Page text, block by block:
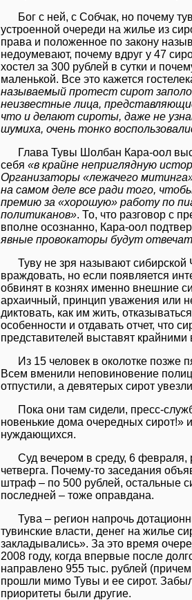
Бог с ней, с Собчак, но почему
устроенной очереди на жилье из
права и положенное по закону
недоумевают, почему вдруг у 47
хостел за 300 рублей в сутки и
маленькой. Все это кажется
называемый протест сирот
неизвестные лица,
что и делают сироты, даже не
шумиха, очень тонко
Глава Тувы Шолбан Кара-оол
себя «в крайне неприглядную
Организаторы «лежачего
на самом деле все ради того,
премию за «хорошую» работу по
политиканов». То, что разговор с
вполне осознанно, Кара-оол
явные провокаторы будут
Туву не зря называют сибирской
враждовать, но если появляется
обвинят в кознях именно внешние
архаичный, принцип уважения или
диктовать, как им жить,
особенности и отдавать отчет, что
представителей выставят
Из 15 человек в околотке позже
Всем вменили неповиновение
отпустили, а девятерых сирот
Пока они там сидели, пресс-
новенькие дома очередных сирот!»
нуждающихся.
Суд вечером в среду, 6 февраля,
четверга. Почему-то заседания
штраф – по 500 рублей, остальные
последней – тоже оправдана.
Тува – регион напрочь
тувинские власти, денег на жилье
закладывались». За это время
2008 году, когда впервые после
направлено 955 тыс. рублей
прошли мимо Тувы и ее сирот.
приоритеты были другие.